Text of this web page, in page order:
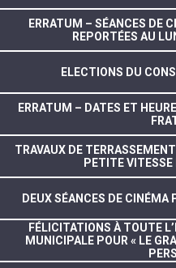
ERRATUM – SÉANCES DE
REPORTÉES AU
ELECTIONS DU
ERRATUM – DATES ET
TRAVAUX DE
PETITE VITESSE
DEUX SÉANCES DE CINÉMA
FÉLICITATIONS À TOUTE
MUNICIPALE POUR « LE